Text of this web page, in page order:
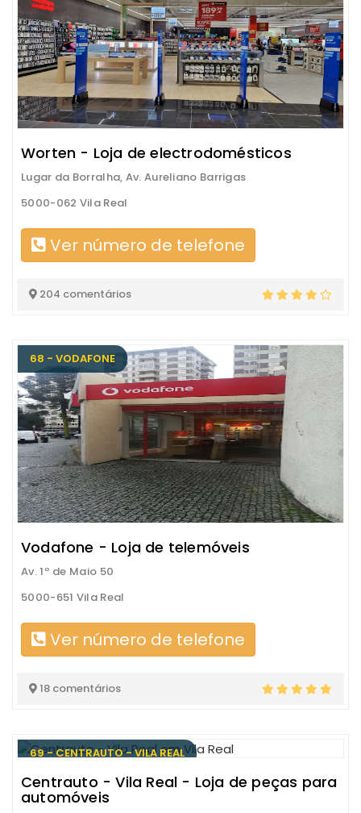
Worten - Loja de electrodomésticos
Lugar da Borralha, Av. Aureliano Barrigas
5000-062 Vila Real
Ver número de telefone
204 comentários
68 - VODAFONE
Vodafone - Loja de telemóveis
Av. 1º de Maio 50
5000-651 Vila Real
Ver número de telefone
18 comentários
69 - CENTRAUTO - VILA REAL
Centrauto - Vila Real - Loja de peças para
automóveis